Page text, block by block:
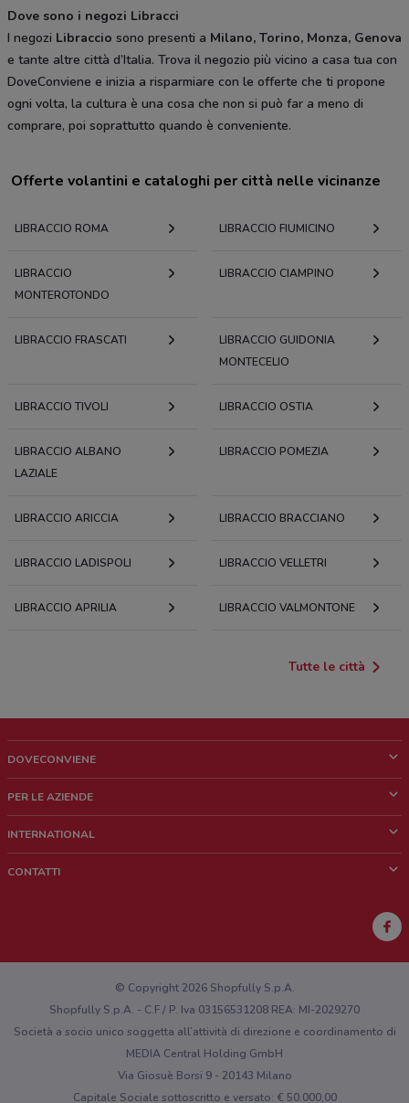
Dove sono i negozi Libracci
I negozi Libraccio sono presenti a Milano, Torino, Monza, Genova
e tante altre città d’Italia. Trova il negozio più vicino a casa tua con
DoveConviene e inizia a risparmiare con le offerte che ti propone
ogni volta, la cultura è una cosa che non si può far a meno di
comprare, poi soprattutto quando è conveniente.
Offerte volantini e cataloghi per città nelle vicinanze
LIBRACCIO ROMA LIBRACCIO FIUMICINO
LIBRACCIO
MONTEROTONDO
LIBRACCIO CIAMPINO
LIBRACCIO FRASCATI
LIBRACCIO GUIDONIA
MONTECELIO
LIBRACCIO TIVOLI LIBRACCIO OSTIA
LIBRACCIO ALBANO
LAZIALE
LIBRACCIO POMEZIA
LIBRACCIO ARICCIA LIBRACCIO BRACCIANO
LIBRACCIO LADISPOLI LIBRACCIO VELLETRI
LIBRACCIO APRILIA LIBRACCIO VALMONTONE
Tutte le città
DOVECONVIENE
Chi siamo
Lavora con noi
PER LE AZIENDE
Richieste commerciali e marketing
INTERNATIONAL
CONTATTI
Hai un malfunzionamento sul web o sull'app?
© Copyright 2026 Shopfully S.p.A.
Shopfully S.p.A. - C.F / P. Iva 03156531208 REA: MI-2029270
Società a socio unico soggetta all’attività di direzione e coordinamento di
MEDIA Central Holding GmbH
Via Giosuè Borsi 9 - 20143 Milano
Capitale Sociale sottoscritto e versato: € 50.000,00